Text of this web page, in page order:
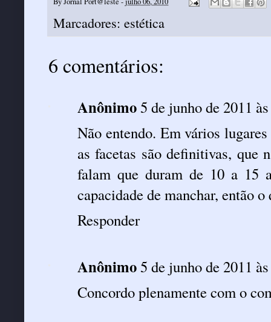
Marcadores: estética
6 comentários:
Anônimo5 de junho de 2011
Não entendo. Em vários
as facetas são definitivas, que
falam que duram de 10 a 15
capacidade de manchar, então
Responder
Anônimo5 de junho de 2011
Concordo plenamente com o